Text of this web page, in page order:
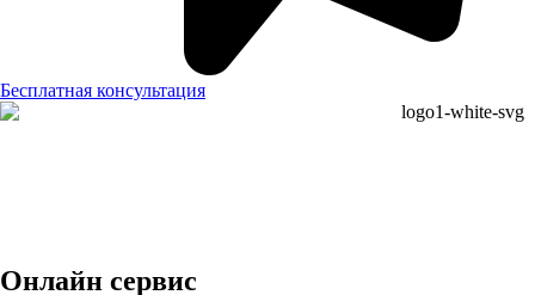
Бесплатная консультация
Онлайн сервис